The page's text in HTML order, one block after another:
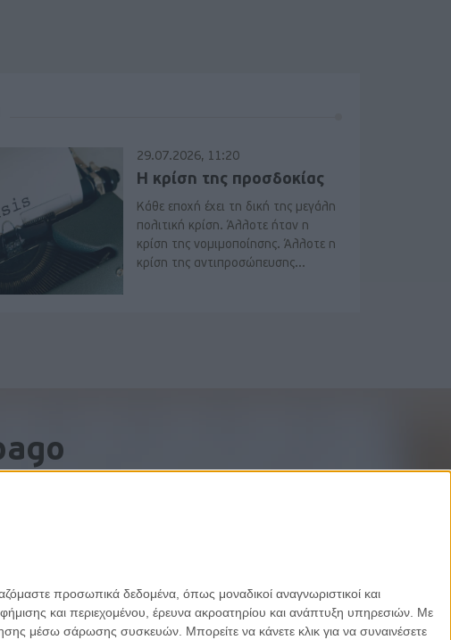
προσωπικά δεδομένα, όπως μοναδικοί αναγνωριστικοί και
και περιεχομένου, έρευνα ακροατηρίου και ανάπτυξη υπηρεσιών. Με
μέσω σάρωσης συσκευών. Μπορείτε να κάνετε κλικ για να συναινέσετε
29.07.2026, 11:20
Η κρίση της προσδοκίας
Κάθε εποχή έχει τη δική της μεγάλη
πολιτική κρίση. Άλλοτε ήταν η
κρίση της νομιμοποίησης. Άλλοτε η
κρίση της αντιπροσώπευσης...